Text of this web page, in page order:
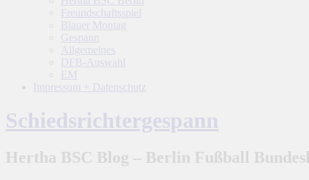
Freundschaftsspiel
Blauer Montag
Gespann
Allgemeines
DFB-Auswahl
EM
Impressum + Datenschutz
Schiedsrichtergespann
Hertha BSC Blog – Berlin Fußball